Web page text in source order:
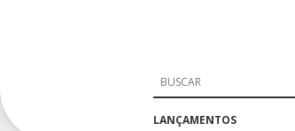
LANÇAMENTOS